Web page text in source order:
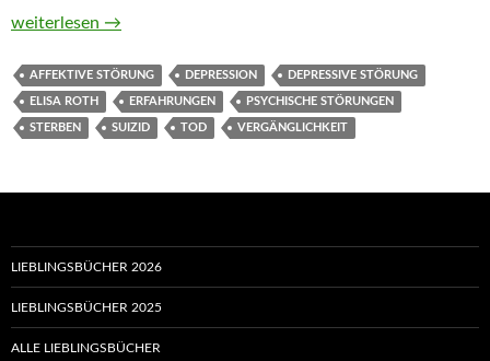
Suizid. Das Leben danach von Elisa Roth
weiterlesen →
AFFEKTIVE STÖRUNG DEPRESSION DEPRESSIVE STÖRUNG
ELISA ROTH ERFAHRUNGEN PSYCHISCHE STÖRUNGEN
STERBEN SUIZID TOD VERGÄNGLICHKEIT
LIEBLINGSBÜCHER 2026
LIEBLINGSBÜCHER 2025
ALLE LIEBLINGSBÜCHER